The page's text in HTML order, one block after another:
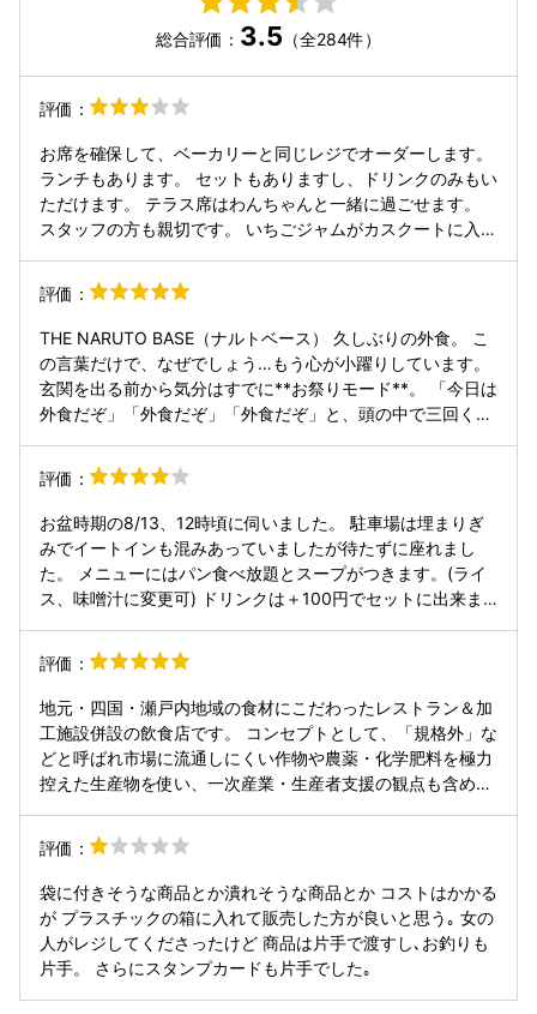
総合評価： 3.5 （全284件）
評価：
お席を確保して、ベーカリーと同じレジでオーダーします。
ランチもあります。 セットもありますし、ドリンクのみもい
ただけます。 テラス席はわんちゃんと一緒に過ごせます。
スタッフの方も親切です。 いちごジャムがカスクートに入っ
評価：
THE NARUTO BASE（ナルトベース） 久しぶりの外食。 こ
の言葉だけで、なぜでしょう…もう心が小躍りしています。
玄関を出る前から気分はすでに**お祭りモード**。 「今日は
外食だぞ」「外食だぞ」「外食だぞ」と、頭の中で三回くら
**THE NARUTO BASE（ナルトベース）** さん。 洋食と聞
いただけでテンションが1段階アップ。 さらに店構えを見た
瞬間、テンションがもう1段階アップ。 そしてメニューを開
いた瞬間、テンションは**ほぼ天井突破**です。 まず目に飛
び込んできたのが―― **ナルト大皿もり 海老フライ付きプ
レート。** 名前からしてもう強い。 「大皿」「もり」「海
ポテトサラダ * コーンスープ * そしてパン食べ放題 ……ちょ
どう見ても優に二人前はありそうな布陣です。 ここで私た
ち、すでに軽く作戦会議。 「これはシェア前提かな…」
「いや、でも煮込み風ハンバーグも気になるよね…」 「気に
なるというか、もう心は煮込みに向かってるよね…」 という
ことで結論。 👉 ナルト大皿もり 👉 煮込み風ハンバーグ 両
方いく。 人はお腹が空くと、判断力が少し低下する生き物で
で既に事件。 焼きたて風のパンの香りがふわっと広がり、
「まだメイン来てないよね？」 「うん、来てないよね？」
と言いながら、手は自然とパンへ。 ひと口。 ……美味しい。
もう一口。 ……あれ？ 三口目のあたりで気づきました。 👉
評価：
お盆時期の8/13、12時頃に伺いました。 駐車場は埋まりぎ
みでイートインも混みあっていましたが待たずに座れまし
た。 メニューにはパン食べ放題とスープがつきます。(ライ
ス、味噌汁に変更可) ドリンクは＋100円でセットに出来ま
んまりとしたスペースから選ぶ形となり団体さんがいるとあ
っという間になくなってしまうのですが店員さんがこまめに
追加にきてくれるので安心です。 トースターもありイメージ
としてはステ○キガストなんかにあるパンコーナーというか
んじ。 コスパは良いと思います。日替わりランチはパン食べ
放題付きで1200円でした。もっと安いところはあるのかも
ですが普段大阪での活動がメインなので凄く安く感じました
計してね、という時間縛りも合わせて落ち着いて食事をする
だ、その制限時間も強制的なものではなく出来れば、という
くらいなので気にせずご飯食べに行って良いかと。 ちょうど
繁忙期の混む時間帯だったのでいたしかたない。 「待たずに
座れました」と書きましたが後から来た方は少し待つ形にな
ったグループもおられたので予約をしていく方が安全な気は
評価：
地元・四国・瀬戸内地域の食材にこだわったレストラン＆加
工施設併設の飲食店です。 コンセプトとして、「規格外」な
どと呼ばれ市場に流通しにくい作物や農薬・化学肥料を極力
控えた生産物を使い、一次産業・生産者支援の観点も含めて
ものの良さを知ってほしいという姿勢が感じられます。 料理
はというと、食材の質が高く、シンプルな調理でも素材の旨
味が引き立つものばかり。また徳島県産の豚肉・野菜・すだ
ち・蓮根など、地域の食材をふんだんに使用したものがいた
だけます。素材重視なので、味のベースが素朴で自然な美味
しさ。妊娠中や添加物を気にする人でも工夫次第で安心して
評価：
袋に付きそうな商品とか潰れそうな商品とか コストはかかる
が プラスチックの箱に入れて販売した方が良いと思う｡ 女の
人がレジしてくださったけど 商品は片手で渡すし､お釣りも
片手。 さらにスタンプカードも片手でした｡